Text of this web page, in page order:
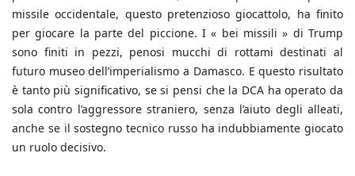
missile occidentale, questo pretenzioso giocattolo, ha finito
per giocare la parte del piccione. I « bei missili » di Trump
sono finiti in pezzi, penosi mucchi di rottami destinati al
futuro museo dell’imperialismo a Damasco. E questo risultato
è tanto più significativo, se si pensi che la DCA ha operato da
sola contro l’aggressore straniero, senza l’aiuto degli alleati,
anche se il sostegno tecnico russo ha indubbiamente giocato
un ruolo decisivo.